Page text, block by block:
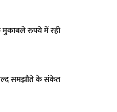
मुकाबले रुपये में रही
समझौते के संकेत